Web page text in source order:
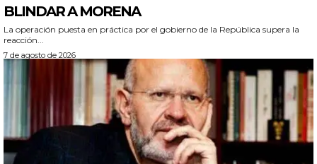
BLINDAR A MORENA
La operación puesta en práctica por el gobierno de la República supera la
reacción...
7 de agosto de 2026